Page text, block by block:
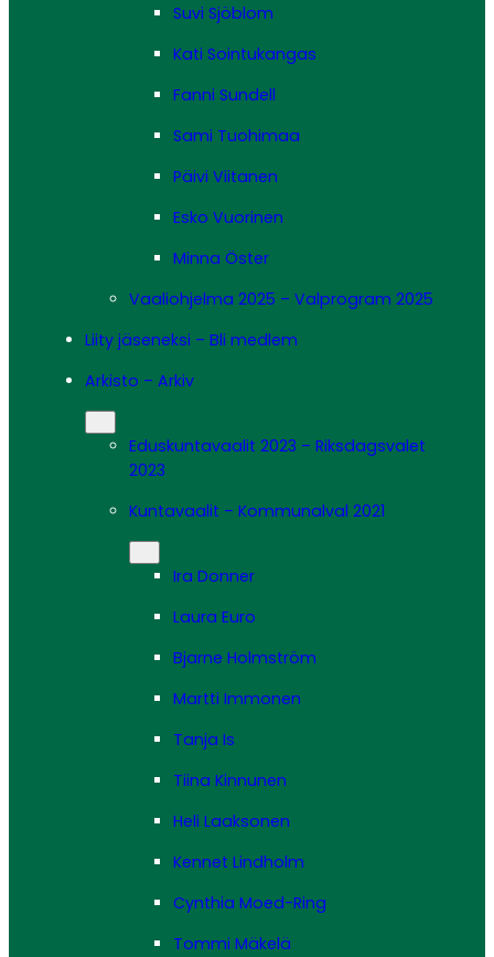
Suvi Sjöblom
Kati Sointukangas
Fanni Sundell
Sami Tuohimaa
Päivi Viitanen
Esko Vuorinen
Minna Öster
Vaaliohjelma 2025 – Valprogram 2025
Liity jäseneksi – Bli medlem
Arkisto – Arkiv
Eduskuntavaalit 2023 – Riksdagsvalet
2023
Kuntavaalit – Kommunalval 2021
Ira Donner
Laura Euro
Bjarne Holmström
Martti Immonen
Tanja Is
Tiina Kinnunen
Heli Laaksonen
Kennet Lindholm
Cynthia Moed-Ring
Tommi Mäkelä